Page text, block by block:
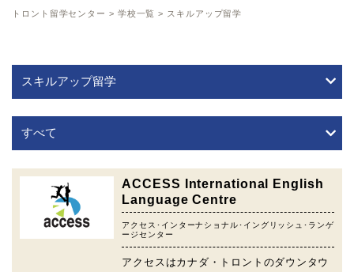
トロント留学センター > 学校一覧 > スキルアップ留学
ACCESS International English
Language Centre
アクセス･インターナショナル･イングリッシュ･ランゲ
ージセンター
アクセスはカナダ・トロントのダウンタウ